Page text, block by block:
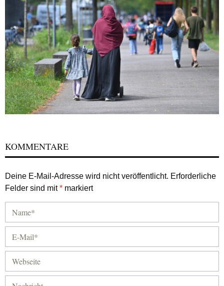
KOMMENTARE
Deine E-Mail-Adresse wird nicht veröffentlicht. Erforderliche
Felder sind mit* markiert